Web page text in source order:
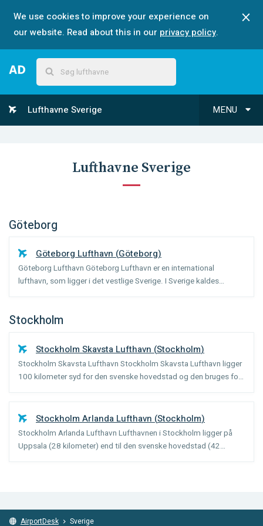
We use cookies to improve your experience on
our website. Read about this in our privacy policy.
MENU
Lufthavne Sverige
Lufthavne Sverige
Göteborg
Göteborg Lufthavn (Göteborg)
Göteborg Lufthavn Göteborg Lufthavn er en international
lufthavn, som ligger i det vestlige Sverige. I Sverige kaldes
Stockholm
Stockholm Skavsta Lufthavn (Stockholm)
Stockholm Skavsta Lufthavn Stockholm Skavsta Lufthavn ligger
100 kilometer syd for den svenske hovedstad og den bruges for
ligger ...Stockholm Arlanda Lufthavn (Stockholm)
Stockholm Arlanda Lufthavn Lufthavnen i Stockholm ligger på
Uppsala (28 kilometer) end til den svenske hovedstad (42
AirportDesk Sverige